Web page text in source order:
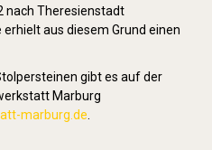
nach Theresienstadt
aus diesem Grund einen
gibt es auf der
Marburg
marburg.de